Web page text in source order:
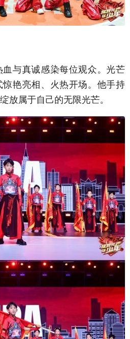
与真诚感染每位观众。光芒
艳亮相、火热开场。他手持
放属于自己的无限光芒。